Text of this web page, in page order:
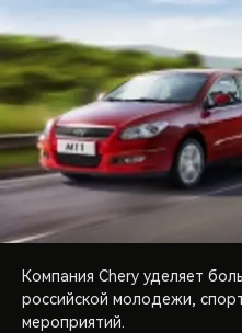
Компания Chery уделяет
российской молодежи,
мероприятий.